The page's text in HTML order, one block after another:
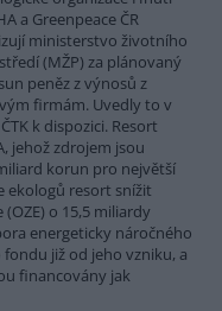
a Greenpeace ČR
ministerstvo životního
(MŽP) za plánovaný
peněz z výnosů z
firmám. Uvedly to v
k dispozici. Resort
jehož zdrojem jsou
korun pro největší
ekologů resort snížit
o 15,5 miliardy
energeticky náročného
již od jeho vzniku, a
financovány jak